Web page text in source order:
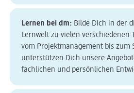
Lernen bei dm: Bilde Dich in der
Lernwelt zu vielen verschiedenen
vom Projektmanagement bis zum
unterstützen Dich unsere
fachlichen und persönlichen